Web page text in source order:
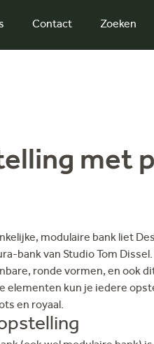
Contact Zoeken
met
modulaire bank liet
bank van Studio Tom
ronde vormen, en ook
elementen kun je iedere
en royaal.